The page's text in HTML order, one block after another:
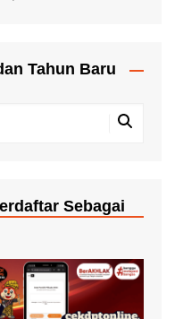
Tahun Baru
Sebagai